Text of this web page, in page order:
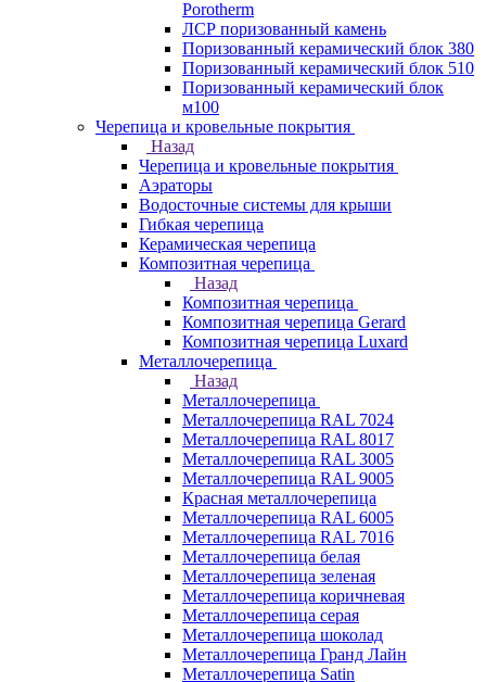
Porotherm
ЛСР поризованный камень
Поризованный керамический блок 380
Поризованный керамический блок 510
Поризованный керамический блок
м100
Черепица и кровельные покрытия
Назад
Черепица и кровельные покрытия
Аэраторы
Водосточные системы для крыши
Гибкая черепица
Керамическая черепица
Композитная черепица
Назад
Композитная черепица
Композитная черепица Gerard
Композитная черепица Luxard
Металлочерепица
Назад
Металлочерепица
Металлочерепица RAL 7024
Металлочерепица RAL 8017
Металлочерепица RAL 3005
Металлочерепица RAL 9005
Красная металлочерепица
Металлочерепица RAL 6005
Металлочерепица RAL 7016
Металлочерепица белая
Металлочерепица зеленая
Металлочерепица коричневая
Металлочерепица серая
Металлочерепица шоколад
Металлочерепица Гранд Лайн
Металлочерепица Satin